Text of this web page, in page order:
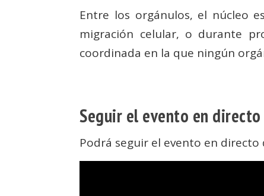
Entre los orgánulos, el núcleo
migración celular, o durante
coordinada en la que ningún
Seguir el evento en directo
Podrá seguir el evento en directo